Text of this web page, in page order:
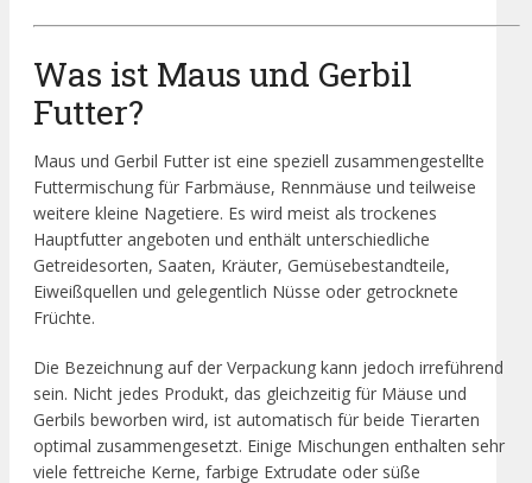
Was ist Maus und Gerbil
Futter?
Maus und Gerbil Futter ist eine speziell zusammengestellte
Futtermischung für Farbmäuse, Rennmäuse und teilweise
weitere kleine Nagetiere. Es wird meist als trockenes
Hauptfutter angeboten und enthält unterschiedliche
Getreidesorten, Saaten, Kräuter, Gemüsebestandteile,
Eiweißquellen und gelegentlich Nüsse oder getrocknete
Früchte.
Die Bezeichnung auf der Verpackung kann jedoch irreführend
sein. Nicht jedes Produkt, das gleichzeitig für Mäuse und
Gerbils beworben wird, ist automatisch für beide Tierarten
optimal zusammengesetzt. Einige Mischungen enthalten sehr
viele fettreiche Kerne, farbige Extrudate oder süße